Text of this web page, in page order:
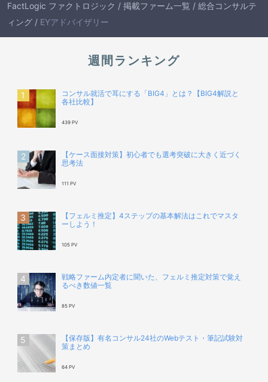
FactLogic ファクトロジック / 掲載ファーム一覧 / 総合コンサルテ
ィング / EYアドバイザリー
週間ランキング
コンサル就活で耳にする「BIG4」とは？【BIG4解説と
各社比較】
439 PV
【ケース面接対策】初心者でも選考突破に大きく近づく
思考法
111 PV
【フェルミ推定】4ステップの基本解法はこれでマスタ
ーしよう！
105 PV
戦略ファーム内定者に聞いた、フェルミ推定対策で覚え
るべき数値一覧
85 PV
【保存版】有名コンサル24社のWebテスト・筆記試験対
策まとめ
64 PV